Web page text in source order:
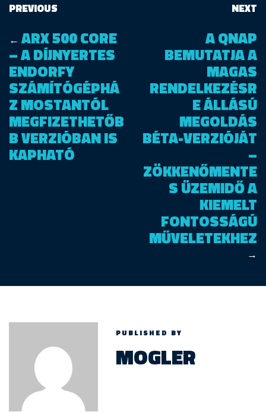
PREVIOUS
← ARX 500 CORE
– A DÍJNYERTES
ENDORFY
SZÁMÍTÓGÉPHÁ
Z MOSTANTÓL
MEGFIZETHETŐB
B VERZIÓBAN IS
KAPHATÓ
NEXT
A QNAP
BEMUTATJA A
MAGAS
RENDELKEZÉSR
E ÁLLÁSÚ
MEGOLDÁS
BÉTA-VERZIÓJÁT
–
ZÖKKENŐMENTE
S ÜZEMIDŐ A
KIEMELT
FONTOSSÁGÚ
MŰVELETEKHEZ
→
PUBLISHED BY
MOGLER